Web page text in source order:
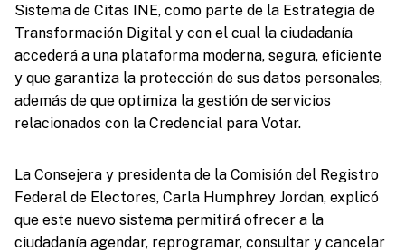
Sistema de Citas INE, como parte de la Estrategia de
Transformación Digital y con el cual la ciudadanía
accederá a una plataforma moderna, segura, eficiente
y que garantiza la protección de sus datos personales,
además de que optimiza la gestión de servicios
relacionados con la Credencial para Votar.
La Consejera y presidenta de la Comisión del Registro
Federal de Electores, Carla Humphrey Jordan, explicó
que este nuevo sistema permitirá ofrecer a la
ciudadanía agendar, reprogramar, consultar y cancelar